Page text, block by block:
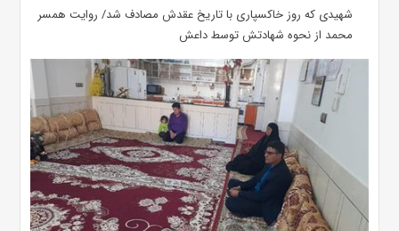
شهیدی که روز خاکسپاری با تاریخ عقدش مصادف شد/ روایت همسر
محمد از نحوه شهادتش توسط داعش